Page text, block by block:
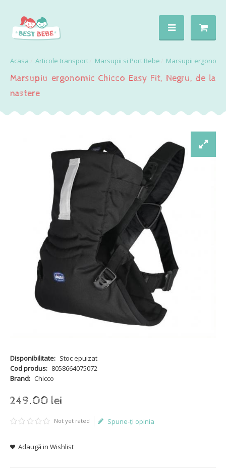
Articole transport Marsupii si Port Bebe Marsupii
Marsupiu ergonomic Chicco Easy Fit, Negru, de la
nastere
Disponibilitate: Stoc epuizat
Cod produs: 8058664075072
Brand: Chicco
249.00 lei
Not yet rated Spune-ţi opinia
Adaugă in Wishlist